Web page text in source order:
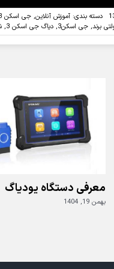
دسته بندی: آموزش آنلاین, جی اسکن 3
برند, جی اسکن3 , دیاگ جی اسکن 3 ,
معرفی دستگاه یودیاگ
بهمن 19, 1404